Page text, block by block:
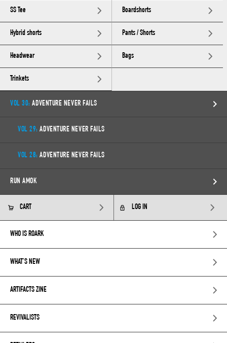
SS Tee Boardshorts
Hybrid shorts Pants / Shorts
Headwear Bags
Trinkets
VOL 30: ADVENTURE NEVER FAILS
VOL 29: ADVENTURE NEVER FAILS
VOL 28: ADVENTURE NEVER FAILS
RUN AMOK
CART LOG IN
WHO IS ROARK
WHAT’S NEW
ARTIFACTS ZINE
REVIVALISTS